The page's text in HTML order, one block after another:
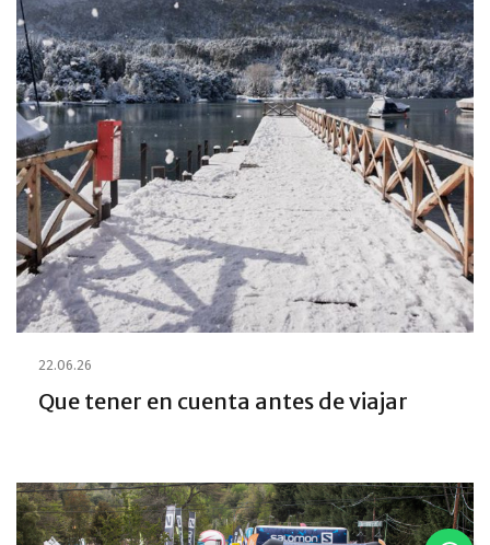
22.06.26
Que tener en cuenta antes de viajar